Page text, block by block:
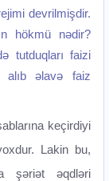
devrilmişdir.
hökmü nədir?
tutduqları faizi
alıb əlavə faiz
keçirdiyi
Lakin bu,
şəriət əqdləri